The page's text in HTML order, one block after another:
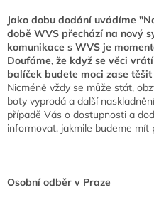
Jako dobu dodání uvádíme
době WVS přechází na nový
komunikace s WVS je
Doufáme, že když se věci
balíček budete moci zase
Nicméně vždy se může stát,
boty vyprodá a další
případě Vás o dostupnosti a
informovat, jakmile budeme mít
Osobní odběr v Praze